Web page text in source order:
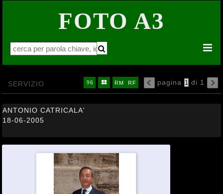
FOTO A3
 
SERVIZIO pagina di 1
16
32
64
96 


RM RF
ANTONIO CATRICALA'
18-06-2005